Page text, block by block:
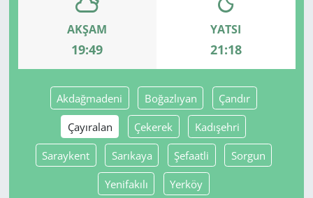
AKŞAM
19:49
YATSI
21:18
Akdağmadeni Boğazlıyan Çandır
Çayıralan Çekerek Kadışehri
Saraykent Sarıkaya Şefaatli Sorgun
Yenifakılı Yerköy
Yerel